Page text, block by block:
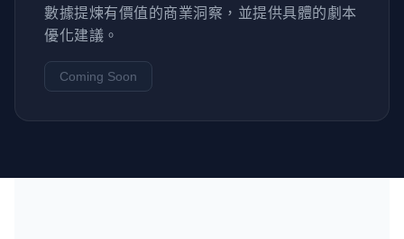
數據提煉有價值的商業洞察，並提供具體的劇本
優化建議。
Coming Soon